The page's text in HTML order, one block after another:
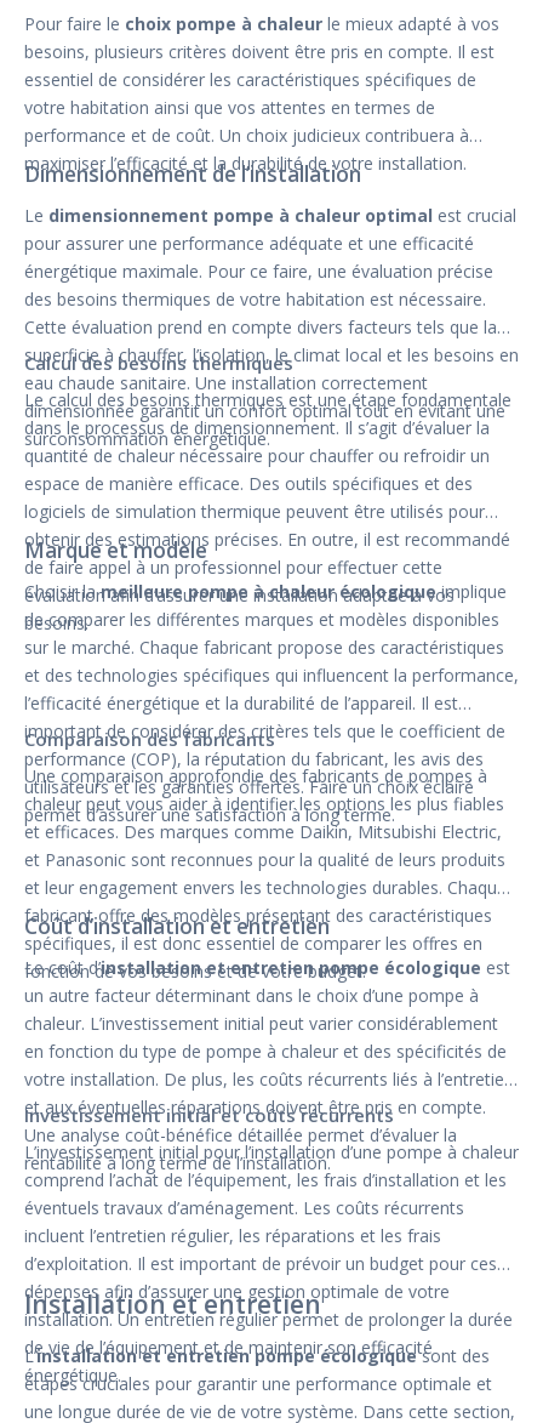
Pour faire le choix pompe à chaleur le mieux adapté à vos
besoins, plusieurs critères doivent être pris en compte. Il est
essentiel de considérer les caractéristiques spécifiques de
votre habitation ainsi que vos attentes en termes de
performance et de coût. Un choix judicieux contribuera à
maximiser l’efficacité et la durabilité de votre installation.
Dimensionnement de l’installation
Le dimensionnement pompe à chaleur optimal est crucial
pour assurer une performance adéquate et une efficacité
énergétique maximale. Pour ce faire, une évaluation précise
des besoins thermiques de votre habitation est nécessaire.
Cette évaluation prend en compte divers facteurs tels que la
superficie à chauffer, l’isolation, le climat local et les besoins en
eau chaude sanitaire. Une installation correctement
dimensionnée garantit un confort optimal tout en évitant une
surconsommation énergétique.
Calcul des besoins thermiques
Le calcul des besoins thermiques est une étape fondamentale
dans le processus de dimensionnement. Il s’agit d’évaluer la
quantité de chaleur nécessaire pour chauffer ou refroidir un
espace de manière efficace. Des outils spécifiques et des
logiciels de simulation thermique peuvent être utilisés pour
obtenir des estimations précises. En outre, il est recommandé
de faire appel à un professionnel pour effectuer cette
évaluation afin d’assurer une installation adaptée à vos
besoins.
Marque et modèle
Choisir lameilleure pompe à chaleur écologiqueimplique
de comparer les différentes marques et modèles disponibles
sur le marché. Chaque fabricant propose des caractéristiques
et des technologies spécifiques qui influencent la performance,
l’efficacité énergétique et la durabilité de l’appareil. Il est
important de considérer des critères tels que le coefficient de
performance (COP), la réputation du fabricant, les avis des
utilisateurs et les garanties offertes. Faire un choix éclairé
permet d’assurer une satisfaction à long terme.
Comparaison des fabricants
Une comparaison approfondie des fabricants de pompes à
chaleur peut vous aider à identifier les options les plus fiables
et efficaces. Des marques comme Daikin, Mitsubishi Electric,
et Panasonic sont reconnues pour la qualité de leurs produits
et leur engagement envers les technologies durables. Chaque
fabricant offre des modèles présentant des caractéristiques
spécifiques, il est donc essentiel de comparer les offres en
fonction de vos besoins et de votre budget.
Coût d’installation et entretien
Le coût d’installation et entretien pompe écologique est
un autre facteur déterminant dans le choix d’une pompe à
chaleur. L’investissement initial peut varier considérablement
en fonction du type de pompe à chaleur et des spécificités de
votre installation. De plus, les coûts récurrents liés à l’entretien
et aux éventuelles réparations doivent être pris en compte.
Une analyse coût-bénéfice détaillée permet d’évaluer la
rentabilité à long terme de l’installation.
Investissement initial et coûts récurrents
L’investissement initial pour l’installation d’une pompe à chaleur
comprend l’achat de l’équipement, les frais d’installation et les
éventuels travaux d’aménagement. Les coûts récurrents
incluent l’entretien régulier, les réparations et les frais
d’exploitation. Il est important de prévoir un budget pour ces
dépenses afin d’assurer une gestion optimale de votre
installation. Un entretien régulier permet de prolonger la durée
de vie de l’équipement et de maintenir son efficacité
énergétique.
Installation et entretien
L’installation et entretien pompe écologiquesont des
étapes cruciales pour garantir une performance optimale et
une longue durée de vie de votre système. Dans cette section,